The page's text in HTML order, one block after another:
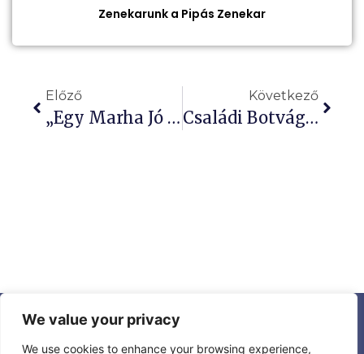
We value your privacy
We use cookies to enhance your browsing experience,
Zenekarunk a Pipás Zenekar
Előző
„Egy Marha Jó Nap” – Kunmadaras
Következő
Családi Botvágós Kirándulás – Tiszafüred
Aktualitások